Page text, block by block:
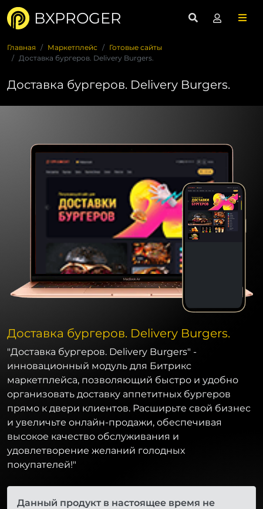
BXPROGER
Главная Маркетплейс
Готовые сайты
Доставка бургеров. Delivery Burgers.
Доставка бургеров. Delivery Burgers.
Доставка бургеров. Delivery Burgers.
"Доставка бургеров. Delivery Burgers" -
инновационный модуль для Битрикс
маркетплейса, позволяющий быстро и удобно
организовать доставку аппетитных бургеров
прямо к двери клиентов. Расширьте свой бизнес
и увеличьте онлайн-продажи, обеспечивая
высокое качество обслуживания и
удовлетворение желаний голодных
покупателей!"
Данный продукт в настоящее время не